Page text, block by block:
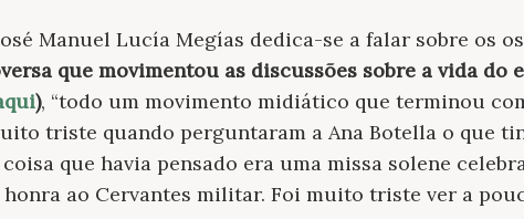
Manuel Lucía Megías dedica-se a falar sobre os
que movimentou as discussões sobre a vida do
), “todo um movimento midiático que terminou
triste quando perguntaram a Ana Botella o que
que havia pensado era uma missa solene
ao Cervantes militar. Foi muito triste ver a